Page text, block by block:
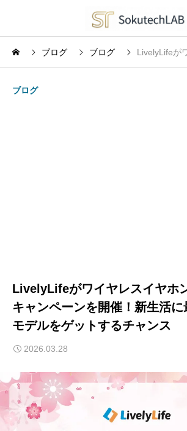
ブログ ブログ LivelyLifeが
ブログ
LivelyLifeがワイヤレスイヤホ
キャンペーンを開催！新生活
モデルをゲットするチャンス
2026.03.28